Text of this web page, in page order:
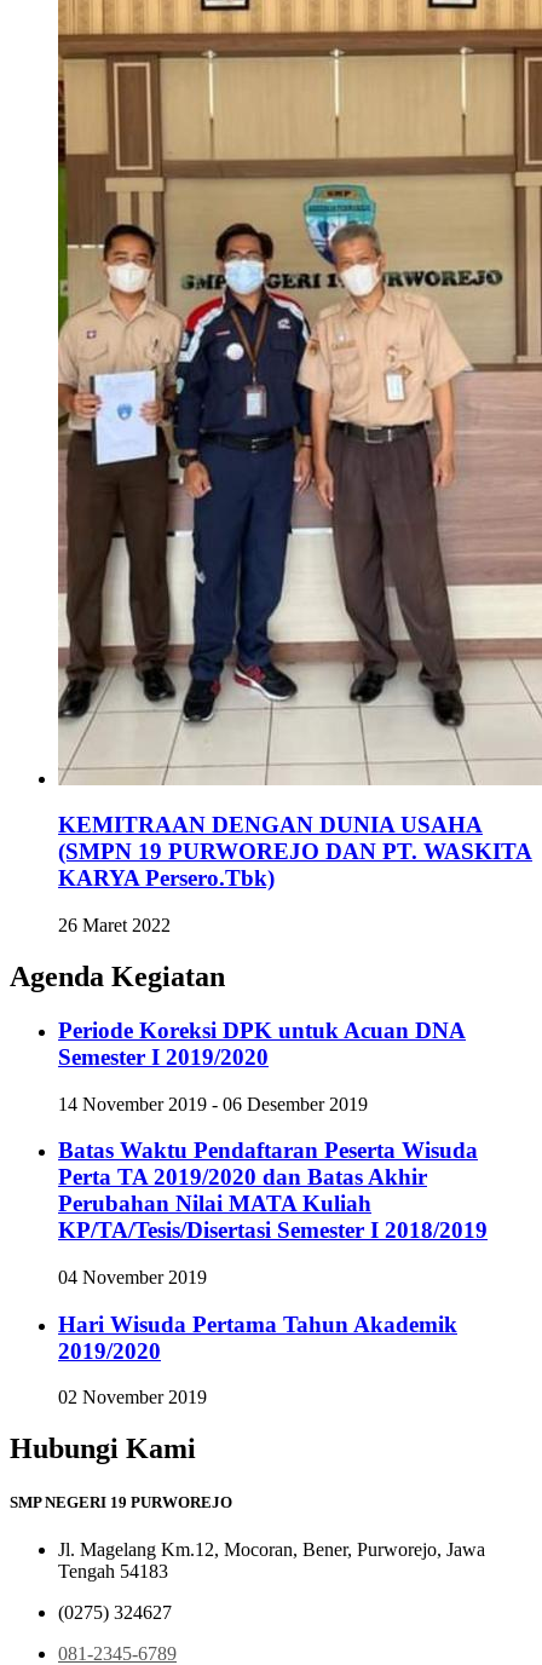
KEMITRAAN DENGAN DUNIA USAHA
(SMPN 19 PURWOREJO DAN PT. WASKITA
KARYA Persero.Tbk)
26 Maret 2022
Agenda Kegiatan
Periode Koreksi DPK untuk Acuan DNA
Semester I 2019/2020
14 November 2019 - 06 Desember 2019
Batas Waktu Pendaftaran Peserta Wisuda
Perta TA 2019/2020 dan Batas Akhir
Perubahan Nilai MATA Kuliah
KP/TA/Tesis/Disertasi Semester I 2018/2019
04 November 2019
Hari Wisuda Pertama Tahun Akademik
2019/2020
02 November 2019
Hubungi Kami
SMP NEGERI 19 PURWOREJO
Jl. Magelang Km.12, Mocoran, Bener, Purworejo, Jawa
Tengah 54183
(0275) 324627
081-2345-6789